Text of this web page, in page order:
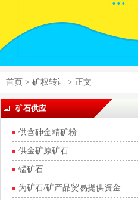
首页 > 矿权转让 > 正文
矿石供应
供含砷金精矿粉
供金矿原矿石
锰矿石
为矿石/矿产品贸易提供资金